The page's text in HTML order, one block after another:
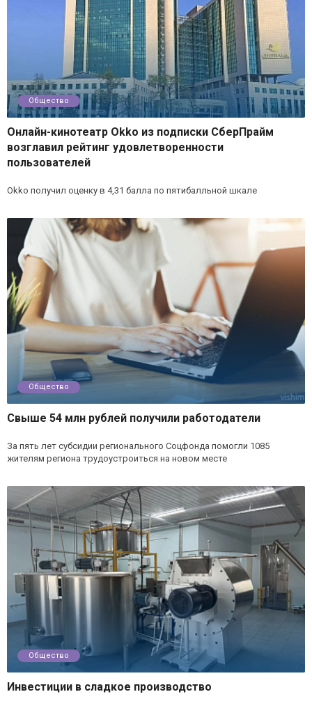
Общество
Онлайн-кинотеатр Okko из подписки СберПрайм
возглавил рейтинг удовлетворенности
пользователей
Okko получил оценку в 4,31 балла по пятибалльной шкале
Общество
Свыше 54 млн рублей получили работодатели
За пять лет субсидии регионального Соцфонда помогли 1085
жителям региона трудоустроиться на новом месте
Общество
Инвестиции в сладкое производство